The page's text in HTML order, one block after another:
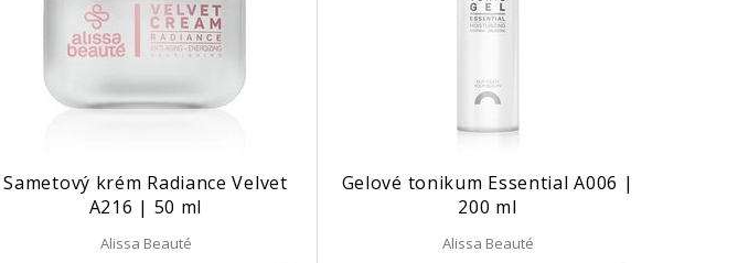
Sametový krém Radiance Velvet
A216 | 50 ml
Alissa Beauté
Gelové tonikum Essential A006 |
200 ml
Alissa Beauté